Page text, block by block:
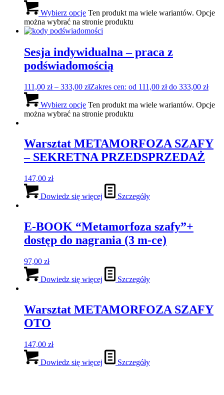
Wybierz opcje Ten produkt ma wiele wariantów. Opcje
można wybrać na stronie produktu
Sesja indywidualna – praca z
podświadomością
111,00 zł – 333,00 złZakres cen: od 111,00 zł do 333,00 zł
Wybierz opcje Ten produkt ma wiele wariantów. Opcje
można wybrać na stronie produktu
Warsztat METAMORFOZA SZAFY
– SEKRETNA PRZEDSPRZEDAŻ
147,00 zł
Dowiedz się więcej Szczegóły
E-BOOK “Metamorfoza szafy”+
dostęp do nagrania (3 m-ce)
97,00 zł
Dowiedz się więcej Szczegóły
Warsztat METAMORFOZA SZAFY
OTO
147,00 zł
Dowiedz się więcej Szczegóły